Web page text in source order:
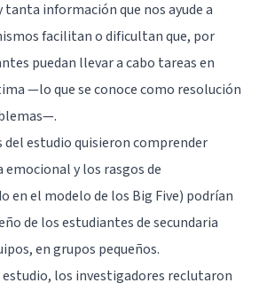
tanta información que nos ayude a
facilitan o dificultan que, por
puedan llevar a cabo tareas en
—lo que se conoce como resolución
estudio quisieron comprender
y los rasgos de
en el modelo de los Big Five) podrían
de los estudiantes de secundaria
en grupos pequeños.
estudio, los investigadores reclutaron